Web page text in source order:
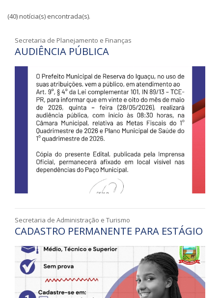
(40) notícia(s) encontrada(s).
Secretaria de Planejamento e Finanças
AUDIÊNCIA PÚBLICA
Secretaria de Administração e Turismo
CADASTRO PERMANENTE PARA ESTÁGIO